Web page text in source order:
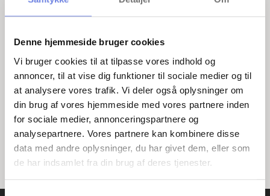
Denne hjemmeside bruger cookies
Vi bruger cookies til at tilpasse vores indhold og
annoncer, til at vise dig funktioner til sociale medier og til
at analysere vores trafik. Vi deler også oplysninger om
din brug af vores hjemmeside med vores partnere inden
for sociale medier, annonceringspartnere og
analysepartnere. Vores partnere kan kombinere disse
data med andre oplysninger, du har givet dem, eller som
de har indsamlet fra din brug af deres tjenester.
Besked